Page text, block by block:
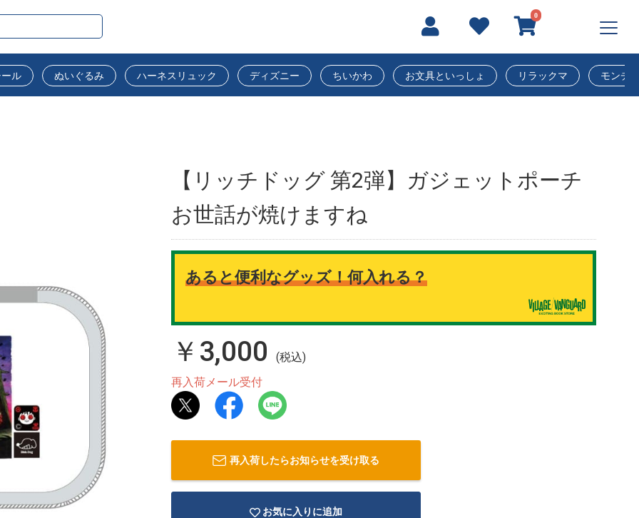
0
ル ぬいぐるみ ハーネスリュック ディズニー ちいかわ お文具といっしょ リラックマ モンチ
【リッチドッグ 第2弾】ガジェットポーチ
お世話が焼けますね
あると便利なグッズ！何入れる？
￥3,000
(税込)
再入荷メール受付
再入荷したらお知らせを受け取る
お気に入りに追加